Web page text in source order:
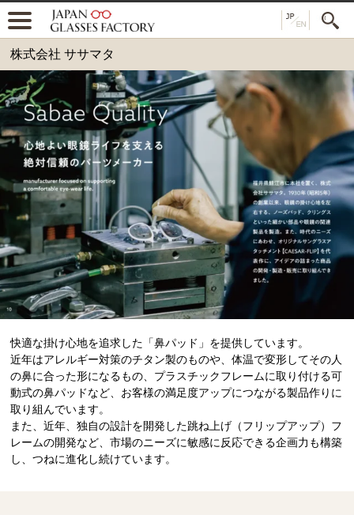
株式会社 ササマタ
快適な掛け心地を追求した「鼻パッド」を提供しています。
近年はアレルギー対策のチタン製のものや、体温で変形してその人
の鼻に合った形になるもの、プラスチックフレームに取り付ける可
動式の鼻パッドなど、お客様の満足度アップにつながる製品作りに
取り組んでいます。
また、近年、独自の設計を開発した跳ね上げ（フリップアップ）フ
レームの開発など、市場のニーズに敏感に反応できる企画力も構築
し、つねに進化し続けています。